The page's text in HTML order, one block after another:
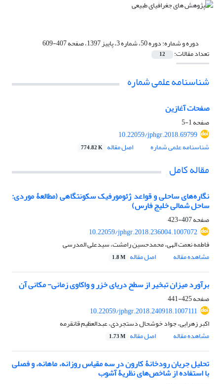
دوره و شماره:دوره 50، شماره 3، پاییز 1397، صفحه 407-609
تعداد مقالات: 12
شناسنامه علمی شماره
صفحات آغازین
صفحه1-5
10.22059/jphgr.2018.69799
شناسنامه علمی شماره
اصل مقاله 774.82 K
مقاله کامل
نگاره‌های ساحلی و قواعد ژئومورفیک سکونتگاهی (مطالعۀ موردی:
ساحل شمالی خلیج فارس)
صفحه407-423
10.22059/jphgr.2018.236004.1007072
فاطمه نعمت الهی، محمدحسین رامشت، سیدعلی المدرسی
مشاهده مقاله
اصل مقاله 1.8 M
برآورد میزان تبخیر از سطح دریای خزر و واکاوی زمانی- مکانی آن
صفحه425-441
10.22059/jphgr.2018.240918.1007111
اکبر زهرایی، جواد خوشحال دستجردی، عبدالعظیم قانقرمه
مشاهده مقاله
اصل مقاله 1.73 M
تحلیل جریان رودخانۀ کارون در سه مقیاس روزانه، ماهانه، و فصلی
با استفاده از شاخص‌های نظریۀ آشوب